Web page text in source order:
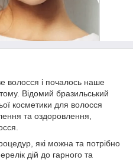
волосся і почалось наше
Відомий бразильський
косметики для волосся
та оздоровлення,
які можна та потрібно
дій до гарного та